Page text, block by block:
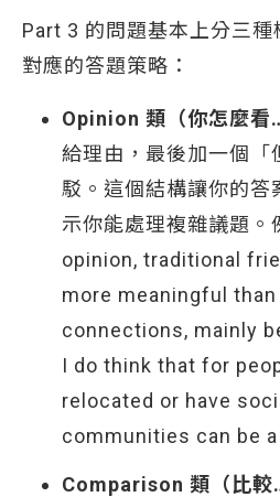
Part 3 的問題基本上分三種
對應的答題策略：
Opinion 類（你怎麼看
給理由，最後加一個「
駁。這個結構讓你的答
示你能處理複雜議題。
opinion, traditional
more meaningful
connections, mainly
I do think that for
relocated or have
communities can be
Comparison 類（比較